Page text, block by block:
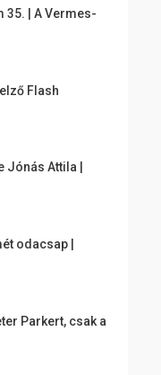
35. | A Vermes-
Flash
Jónás Attila |
odacsap |
Parkert, csak a